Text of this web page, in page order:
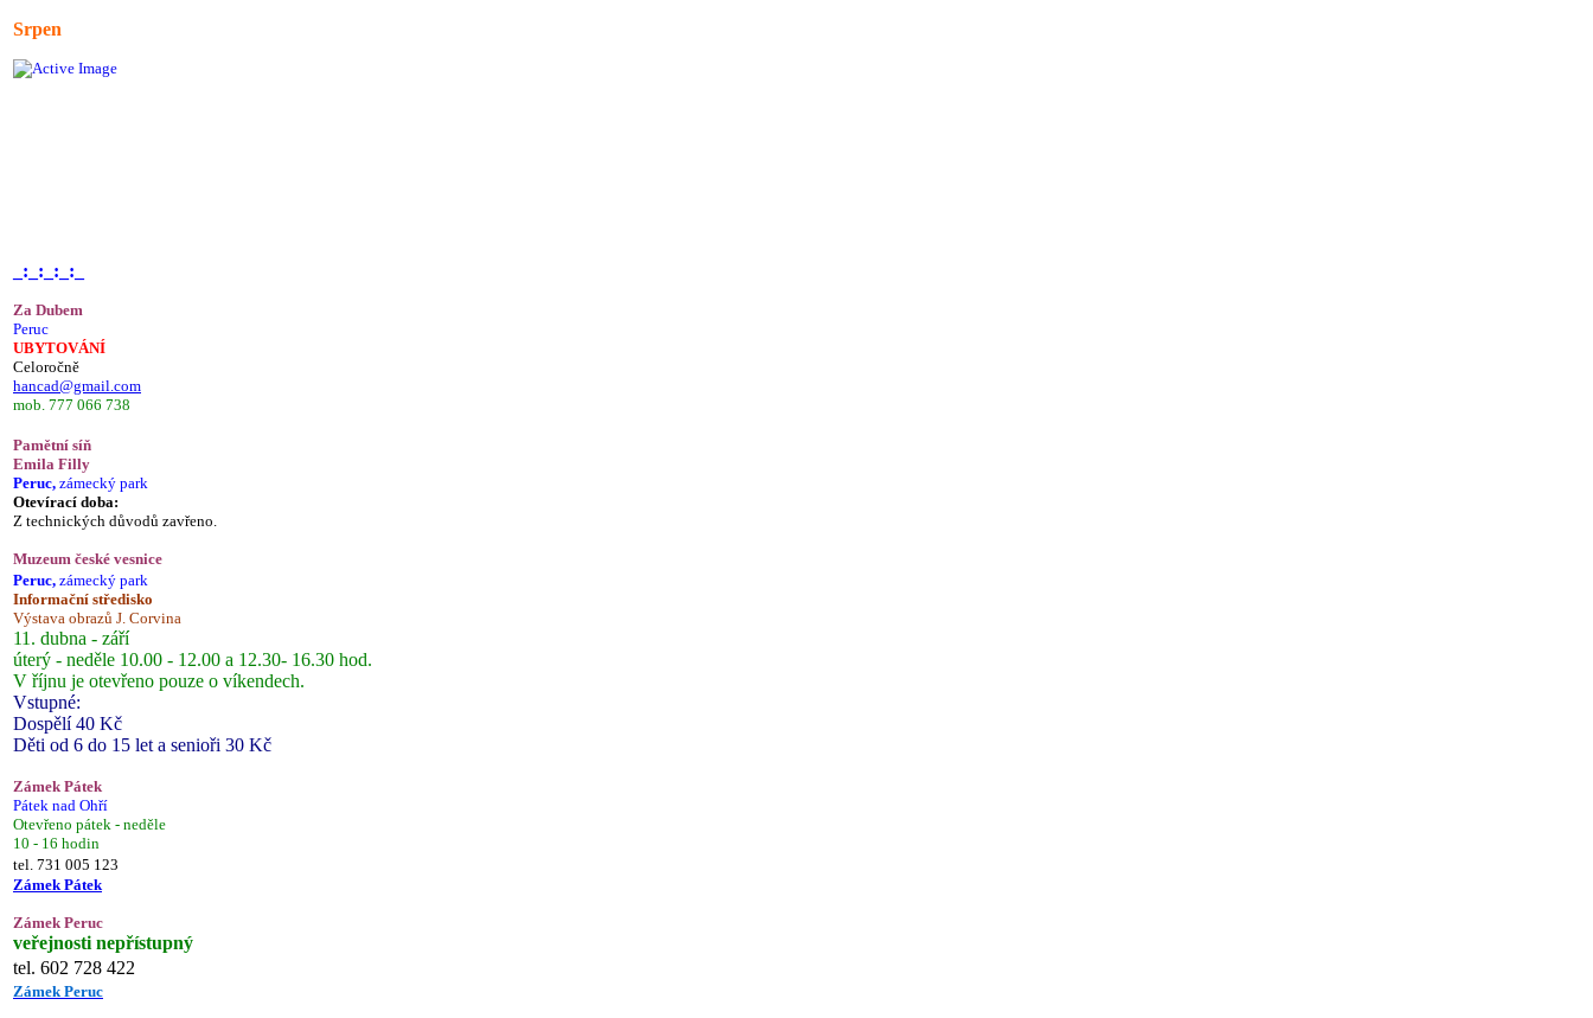
Srpen
_:_:_:_:_
Za Dubem
Peruc
UBYTOVÁNÍ
Celoročně
hancad@gmail.com
mob. 777 066 738
Pamětní síň
Emila Filly
Peruc, zámecký park
Otevírací doba:
Z technických důvodů zavřeno.
Muzeum české vesnice
Peruc, zámecký park
Informační středisko
Výstava obrazů J. Corvina
11. dubna - září
úterý - neděle 10.00 - 12.00 a 12.30- 16.30 hod.
V říjnu je otevřeno pouze o víkendech.
Vstupné:
Dospělí 40 Kč
Děti od 6 do 15 let a senioři 30 Kč
Zámek Pátek
Pátek nad Ohří
Otevřeno pátek - neděle
10 - 16 hodin
tel. 731 005 123
Zámek Pátek
Zámek Peruc
veřejnosti nepřístupný
tel. 602 728 422
Zámek Peruc